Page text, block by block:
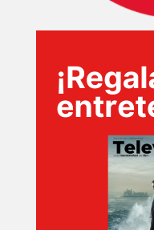
TECNOVITOS
T-
PLUS
EVENTOS